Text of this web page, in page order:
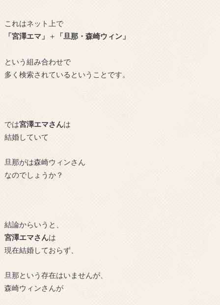
これはネット上で
「宮澤エマ」
＋ 「旦那・森崎ウィン」
という組み合わせで
多く検索されているということです。
では宮澤エマさんは
結婚していて
旦那がは森崎ウィンさん
なのでしょうか？
結論からいうと、
宮澤エマさんは
現在結婚しておらず、
旦那という存在はいませんが、
森崎ウィンさんが